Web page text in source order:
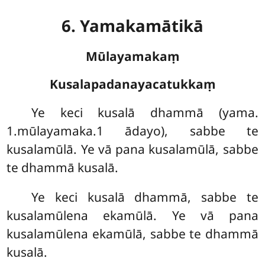
6. Yamakamātikā
Mūlayamakaṃ
Kusalapadanayacatukkaṃ
Ye keci kusalā dhammā (yama.
1.mūlayamaka.1 ādayo), sabbe te
kusalamūlā. Ye vā pana kusalamūlā, sabbe
te dhammā kusalā.
Ye keci kusalā dhammā, sabbe te
kusalamūlena ekamūlā. Ye vā pana
kusalamūlena ekamūlā, sabbe te dhammā
kusalā.